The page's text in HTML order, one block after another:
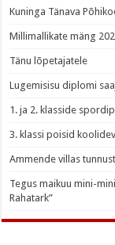
Kuninga Tänava
Millimallikate mäng
Tänu lõpetajatele
Lugemisisu diplomi
1. ja 2. klasside
3. klassi poisid
Ammende villas
Tegus maikuu mini-
Rahatark”